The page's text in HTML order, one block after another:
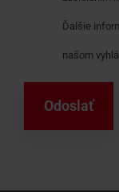
Ďalšie
našom